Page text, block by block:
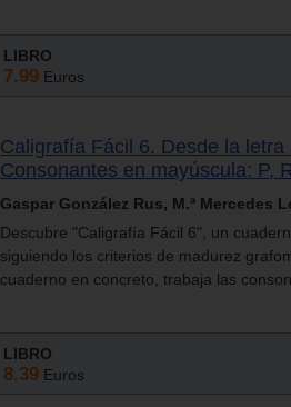
LIBRO
7.99 Euros
Caligrafía Fácil 6. Desde la
Consonantes en mayúscula: P,
Gaspar González Rus, M.ª Mercedes
Descubre "Caligrafía Fácil 6", un
siguiendo los criterios de madurez
cuaderno en concreto, trabaja las
LIBRO
8.39 Euros